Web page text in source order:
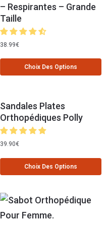
– Respirantes – Grande
Taille
38.99€
Choix Des Options
Sandales Plates
Orthopédiques Polly
39.90€
Choix Des Options